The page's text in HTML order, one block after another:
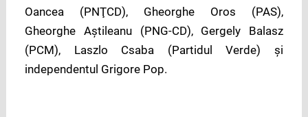
Oancea (PNŢCD), Gheorghe Oros (PAS),
Gheorghe Aştileanu (PNG-CD), Gergely Balasz
(PCM), Laszlo Csaba (Partidul Verde) şi
independentul Grigore Pop.